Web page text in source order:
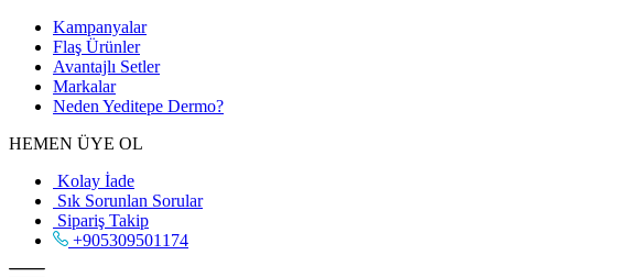
Kampanyalar
Flaş Ürünler
Avantajlı Setler
Markalar
Neden Yeditepe Dermo?
HEMEN ÜYE OL
Kolay İade
Sık Sorunlan Sorular
Sipariş Takip
+905309501174